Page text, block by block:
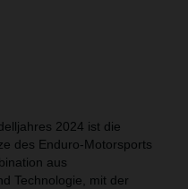
2024 ist die
des Enduro-Motorsports
aus
Technologie, mit der